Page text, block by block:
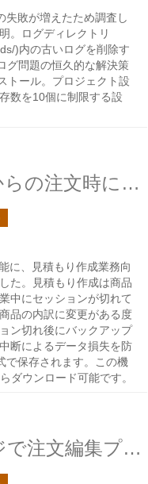
失敗が増えたため調査し
。ログディレクトリ
)内の古いログを削除す
グ問題の恒久的な解決策
トール。プロジェクト設
数を10個に制限する設
SOY Shopの管理画面からの注文時に商品の内訳の変更を自動でバックアップを追加しました
に、見積もり作成業務向
た。見積もり作成は商品
中にセッションが切れて
品の内訳に変更がある度
ン切れ後にバックアップ
断によるデータ損失を防
で保存されます。この機
ダウンロード可能です。
SOY Shopのマイページで注文編集プラグインで商品の個数の変更を追加しました